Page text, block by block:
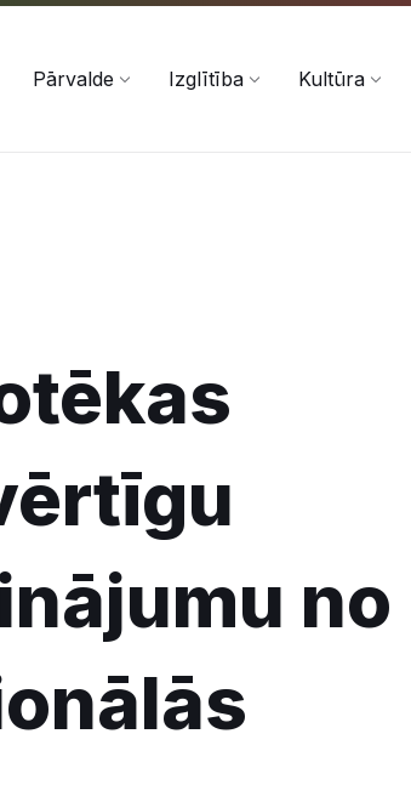
Pārvalde Izglītība Kultūra
no